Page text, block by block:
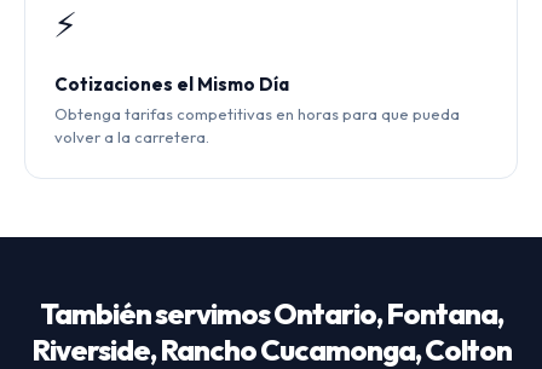
⚡
Cotizaciones el Mismo Día
Obtenga tarifas competitivas en horas para que pueda
volver a la carretera.
También servimos Ontario, Fontana,
Riverside, Rancho Cucamonga, Colton